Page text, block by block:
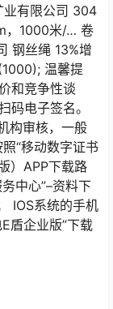
有限公司 304
，1000米/… 卷
钢丝绳 13%增
温馨提
和竞争性谈
码电子签名。
构审核，一般
“移动数字证书
）APP下载路
中心”–资料下
IOS系统的手机
盾企业版”下载